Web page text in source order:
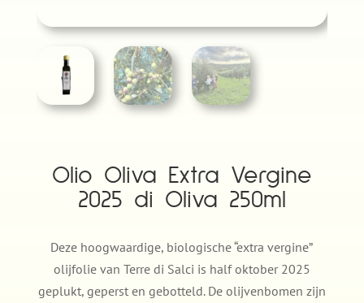
Olio Oliva Extra Vergine
2025 di Oliva 250ml
Deze hoogwaardige, biologische “extra vergine”
olijfolie van Terre di Salci is half oktober 2025
geplukt, geperst en gebotteld. De olijvenbomen zijn